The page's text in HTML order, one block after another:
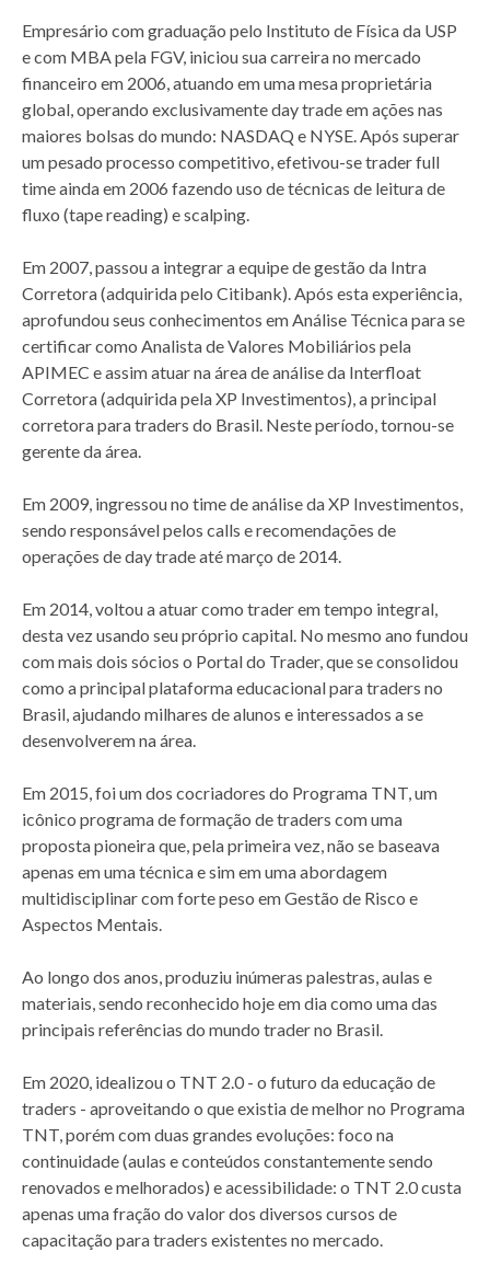
Empresário com graduação pelo Instituto de Física da USP
e com MBA pela FGV, iniciou sua carreira no mercado
financeiro em 2006, atuando em uma mesa proprietária
global, operando exclusivamente day trade em ações nas
maiores bolsas do mundo: NASDAQ e NYSE. Após superar
um pesado processo competitivo, efetivou-se trader full
time ainda em 2006 fazendo uso de técnicas de leitura de
fluxo (tape reading) e scalping.
Em 2007, passou a integrar a equipe de gestão da Intra
Corretora (adquirida pelo Citibank). Após esta experiência,
aprofundou seus conhecimentos em Análise Técnica para se
certificar como Analista de Valores Mobiliários pela
APIMEC e assim atuar na área de análise da Interfloat
Corretora (adquirida pela XP Investimentos), a principal
corretora para traders do Brasil. Neste período, tornou-se
gerente da área.
Em 2009, ingressou no time de análise da XP Investimentos,
sendo responsável pelos calls e recomendações de
operações de day trade até março de 2014.
Em 2014, voltou a atuar como trader em tempo integral,
desta vez usando seu próprio capital. No mesmo ano fundou
com mais dois sócios o Portal do Trader, que se consolidou
como a principal plataforma educacional para traders no
Brasil, ajudando milhares de alunos e interessados a se
desenvolverem na área.
Em 2015, foi um dos cocriadores do Programa TNT, um
icônico programa de formação de traders com uma
proposta pioneira que, pela primeira vez, não se baseava
apenas em uma técnica e sim em uma abordagem
multidisciplinar com forte peso em Gestão de Risco e
Aspectos Mentais.
Ao longo dos anos, produziu inúmeras palestras, aulas e
materiais, sendo reconhecido hoje em dia como uma das
principais referências do mundo trader no Brasil.
Em 2020, idealizou o TNT 2.0 - o futuro da educação de
traders - aproveitando o que existia de melhor no Programa
TNT, porém com duas grandes evoluções: foco na
continuidade (aulas e conteúdos constantemente sendo
renovados e melhorados) e acessibilidade: o TNT 2.0 custa
apenas uma fração do valor dos diversos cursos de
capacitação para traders existentes no mercado.